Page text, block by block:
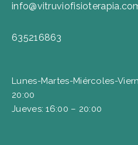
635216863
Lunes-Martes-Miércoles-
20:00
Jueves: 16:00 – 20:00